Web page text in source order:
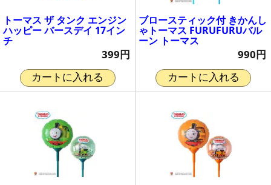
トーマス ザ タンク エンジン
ハッピー バースデイ 17イン
チ
399円
カートに入れる
ブロースティック付 きかんし
ゃトーマス FURUFURUバル
ーン トーマス
990円
カートに入れる